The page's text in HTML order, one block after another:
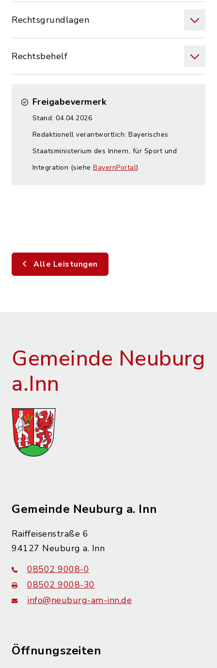
Rechtsgrundlagen
Rechtsbehelf
Freigabevermerk
Stand: 04.04.2026
Redaktionell verantwortlich: Bayerisches
Staatsministerium des Innern, für Sport und
Integration (siehe BayernPortal)
Alle Leistungen
Gemeinde Neuburg
a.Inn
Gemeinde Neuburg a. Inn
Raiffeisenstraße 6
94127 Neuburg a. Inn
08502 9008-0
08502 9008-30
info@neuburg-am-inn.de
Öffnungszeiten